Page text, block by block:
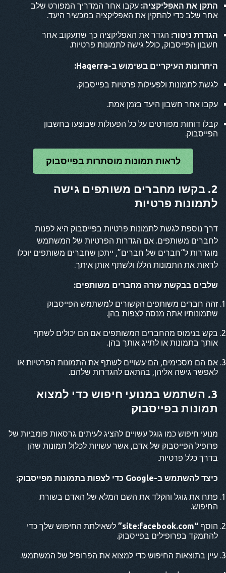
התקן את האפליקציה: עקבו אחר המדריך המפורט שלב
אחר שלב כדי להתקין את האפליקציה במכשיר היעד.
הגדרת ניטור: הגדר את האפליקציה כך שתעקוב אחר
חשבון הפייסבוק, כולל גישה לתמונות פרטיות.
היתרונות העיקריים בשימוש ב-Haqerra:
לגשת לתמונות ולפעילות פרטיות בפייסבוק.
עקבו אחר חשבון היעד בזמן אמת.
קבלו דוחות מפורטים על כל הפעולות שבוצעו בחשבון
הפייסבוק.
לראות תמונות מוסתרות בפייסבוק
2. בקשו מחברים משותפים גישה
לתמונות פרטיות
דרך נוספת לגשת לתמונות פרטיות בפייסבוק היא לפנות
לחברים משותפים. אם הגדרות הפרטיות של המשתמש
מוגדרות ל“חברים של חברים”, ייתכן שחברים משותפים יוכלו
לראות את התמונות הללו ולשתף אותן איתך.
שלבים בבקשת עזרה מחברים משותפים:
זהה חברים משותפים הקשורים למשתמש הפייסבוק
שתמונותיו אתה מנסה לצפות בהן.
בקש בנימוס מהחברים המשותפים אם הם יכולים לשתף
אותך בתמונות או לתייג אותך בהן.
אם הם מסכימים, הם עשויים לשתף את התמונות הפרטיות או
לאפשר גישה אליהן, בהתאם להגדרות שלהם.
3. השתמש במנועי חיפוש כדי למצוא
תמונות בפייסבוק
מנועי חיפוש כמו גוגל עשויים להציג לעיתים גרסאות פומביות של
פרופיל הפייסבוק של אדם, אשר עשויות לכלול תמונות שהן
בדרך כלל פרטיות.
כיצד להשתמש ב-Google כדי לצפות בתמונות מפייסבוק:
פתח את גוגל והקלד את השם המלא של האדם בשורת
החיפוש.
הוסף “site:facebook.com”
לשאילתת החיפוש שלך כדי
להתמקד בפרופילים בפייסבוק.
עיין בתוצאות החיפוש כדי למצוא את הפרופיל של המשתמש.